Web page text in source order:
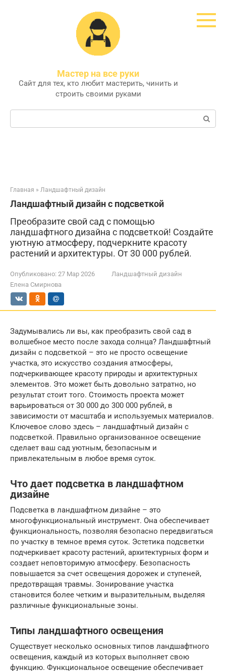
Мастер на все руки
Сайт для тех, кто любит мастерить, чинить и
строить своими руками
Поиск:
Главная » Ландшафтный дизайн
Ландшафтный дизайн с подсветкой
Преобразите свой сад с помощью
ландшафтного дизайна с подсветкой! Создайте
уютную атмосферу, подчеркните красоту
растений и архитектуры. От 30 000 рублей.
Опубликовано: 27 Мар 2026
Ландшафтный дизайн
Елена Смирнова
Задумывались ли вы, как преобразить свой сад в
волшебное место после захода солнца? Ландшафтный
дизайн с подсветкой – это не просто освещение
участка, это искусство создания атмосферы,
подчеркивающее красоту природы и архитектурных
элементов. Это может быть довольно затратно, но
результат стоит того. Стоимость проекта может
варьироваться от 30 000 до 300 000 рублей, в
зависимости от масштаба и используемых материалов.
Ключевое слово здесь – ландшафтный дизайн с
подсветкой. Правильно организованное освещение
сделает ваш сад уютным, безопасным и
привлекательным в любое время суток.
Что дает подсветка в ландшафтном
дизайне
Подсветка в ландшафтном дизайне – это
многофункциональный инструмент. Она обеспечивает
функциональность, позволяя безопасно передвигаться
по участку в темное время суток. Эстетика подсветки
подчеркивает красоту растений, архитектурных форм и
создает неповторимую атмосферу. Безопасность
повышается за счет освещения дорожек и ступеней,
предотвращая травмы. Зонирование участка
становится более четким и выразительным, выделяя
различные функциональные зоны.
Типы ландшафтного освещения
Существует несколько основных типов ландшафтного
освещения, каждый из которых выполняет свою
функцию. Функциональное освещение обеспечивает